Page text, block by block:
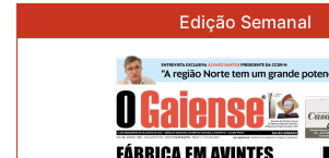
Edição Semanal